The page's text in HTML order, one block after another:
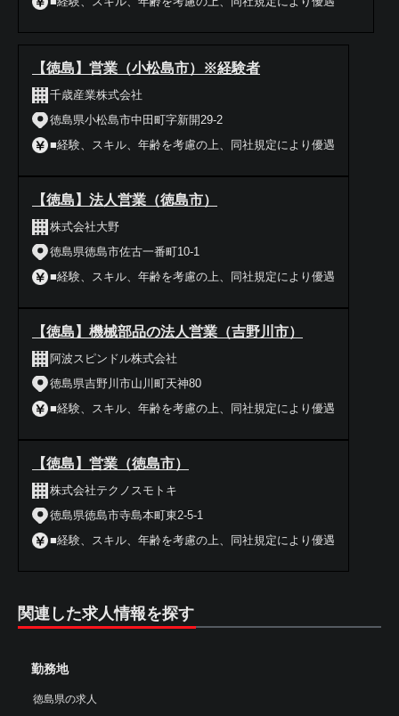
【徳島】営業（小松島市）※経験者
千歳産業株式会社
徳島県小松島市中田町字新開29-2
■経験、スキル、年齢を考慮の上、同社規定により優遇
【徳島】法人営業（徳島市）
株式会社大野
徳島県徳島市佐古一番町10-1
■経験、スキル、年齢を考慮の上、同社規定により優遇
【徳島】機械部品の法人営業（吉野川市）
阿波スピンドル株式会社
徳島県吉野川市山川町天神80
■経験、スキル、年齢を考慮の上、同社規定により優遇
【徳島】営業（徳島市）
株式会社テクノスモトキ
徳島県徳島市寺島本町東2-5-1
■経験、スキル、年齢を考慮の上、同社規定により優遇
関連した求人情報を探す
勤務地
徳島県の求人